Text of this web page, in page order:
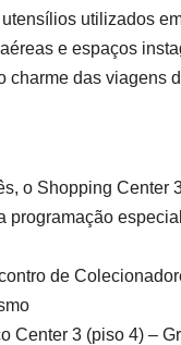
utilizados
e espaços
charme das viagens
o Shopping Center
programação
de
Center 3 (piso 4) –